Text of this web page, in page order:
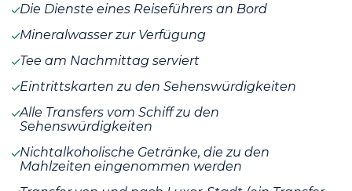
Die Dienste eines Reiseführers an Bord
Mineralwasser zur Verfügung
Tee am Nachmittag serviert
Eintrittskarten zu den Sehenswürdigkeiten
Alle Transfers vom Schiff zu den
Sehenswürdigkeiten
Nichtalkoholische Getränke, die zu den
Mahlzeiten eingenommen werden